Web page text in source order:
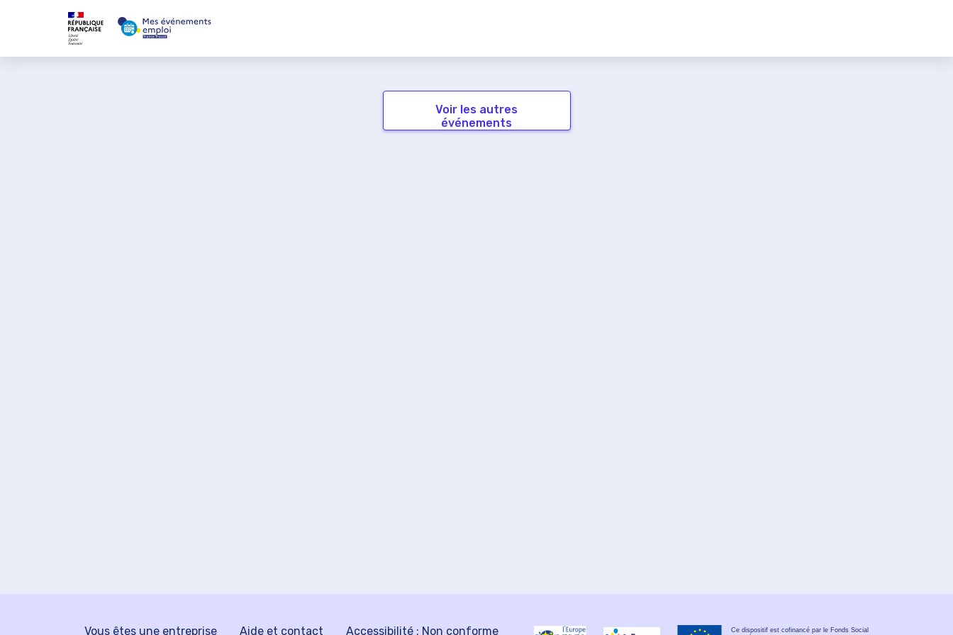
Voir les autres
événements
Vous êtes une entreprise Aide et contact Accessibilité : Non conforme
Ce dispositif est cofinancé par le Fonds Social